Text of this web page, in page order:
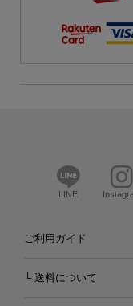
LINE
ご利用ガイド
└ 送料について